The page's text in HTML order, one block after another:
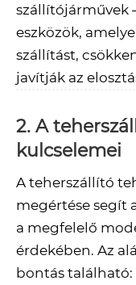
szállítójárművek
eszközök,
szállítást,
javítják az
2. A
kulcselemei
A teherszállító
megértése segít
a megfelelő
érdekében. Az
bontás található: